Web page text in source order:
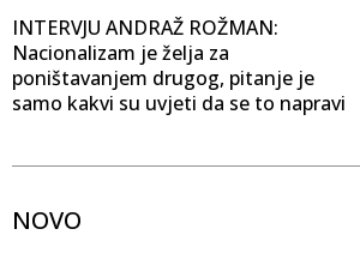
INTERVJU ANDRAŽ ROŽMAN:
Nacionalizam je želja za
poništavanjem drugog, pitanje je
samo kakvi su uvjeti da se to napravi
NOVO